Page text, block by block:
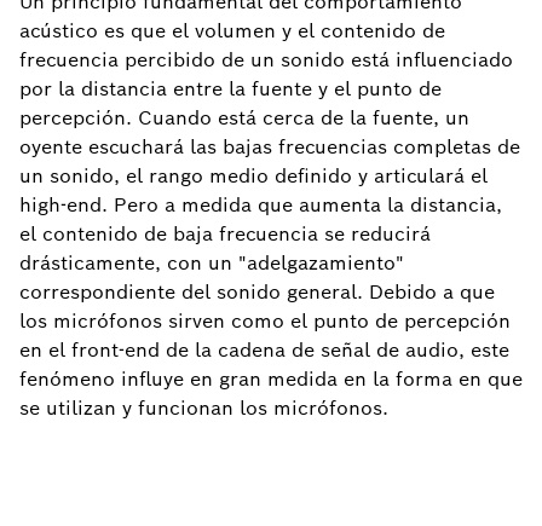
acústico es que el volumen y el contenido de
frecuencia percibido de un sonido está influenciado
por la distancia entre la fuente y el punto de
percepción. Cuando está cerca de la fuente, un
oyente escuchará las bajas frecuencias completas de
un sonido, el rango medio definido y articulará el
high-end. Pero a medida que aumenta la distancia,
el contenido de baja frecuencia se reducirá
drásticamente, con un "adelgazamiento"
correspondiente del sonido general. Debido a que
los micrófonos sirven como el punto de percepción
en el front-end de la cadena de señal de audio, este
fenómeno influye en gran medida en la forma en que
se utilizan y funcionan los micrófonos.